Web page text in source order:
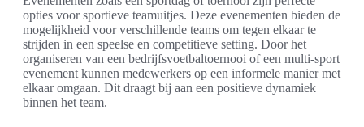
opties voor sportieve teamuitjes. Deze evenementen bieden de
mogelijkheid voor verschillende teams om tegen elkaar te
strijden in een speelse en competitieve setting. Door het
organiseren van een bedrijfsvoetbaltoernooi of een multi-sport
evenement kunnen medewerkers op een informele manier met
elkaar omgaan. Dit draagt bij aan een positieve dynamiek
binnen het team.